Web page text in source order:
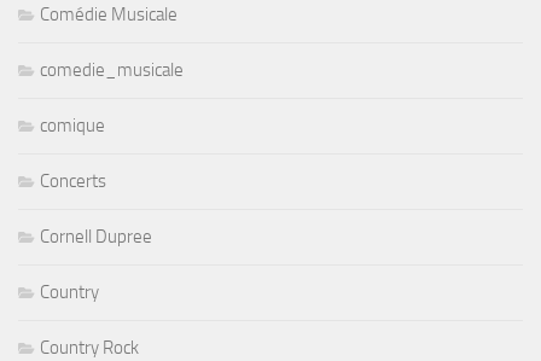
Comédie Musicale
comedie_musicale
comique
Concerts
Cornell Dupree
Country
Country Rock